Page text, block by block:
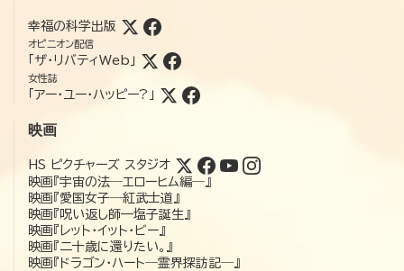
幸福の科学出版
オピニオン配信
「ザ・リバティWeb」
女性誌
「アー・ユー・ハッピー?」
映画
HS ピクチャーズ スタジオ
映画『宇宙の法―エローヒム編―』
映画『愛国女子―紅武士道』
映画『呪い返し師—塩子誕生』
映画『レット・イット・ビー』
映画『二十歳に還りたい。』
映画『ドラゴン・ハート―霊界探訪記―』